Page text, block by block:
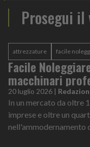
Prosegui il
attrezzature facile
Facile
macchinari
20 luglio 2026 |
In un mercato da oltre
imprese e oltre un
nell'ammodernamento